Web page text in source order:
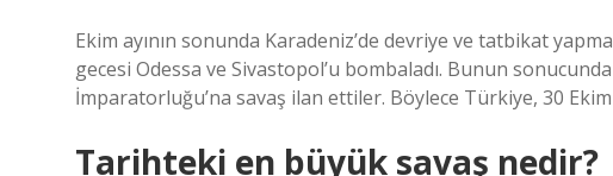
Ekim ayının sonunda Karadeniz’de devriye ve tatbikat
gecesi Odessa ve Sivastopol’u bombaladı. Bunun
İmparatorluğu’na savaş ilan ettiler. Böylece Türkiye, 30 Ekim
Tarihteki en büyük savaş nedir?